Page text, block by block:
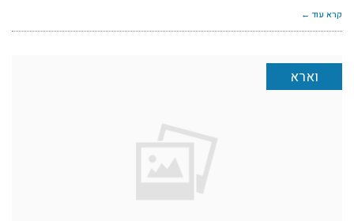
קרא עוד ←
וארא